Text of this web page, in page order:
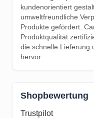
kundenorientiert
umweltfreundliche
Produkte gefördert.
Produktqualität
die schnelle Lieferung
hervor.
Shopbewertung
Trustpilot